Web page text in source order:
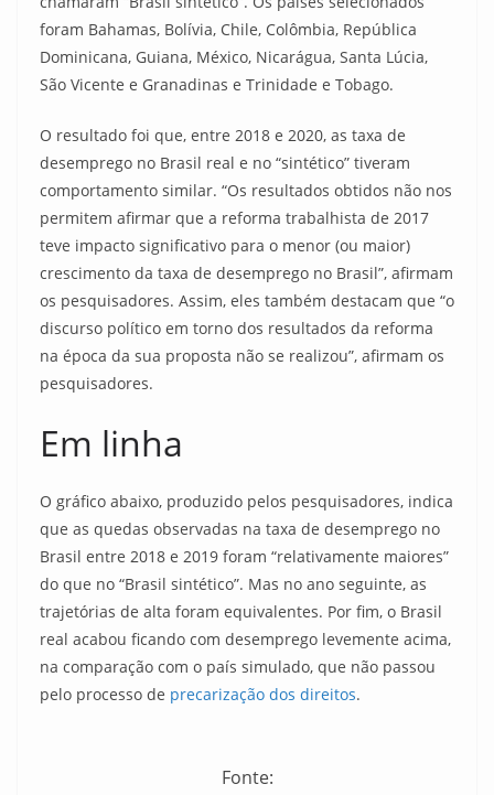
foram Bahamas, Bolívia, Chile, Colômbia, República
Dominicana, Guiana, México, Nicarágua, Santa Lúcia,
São Vicente e Granadinas e Trinidade e Tobago.
O resultado foi que, entre 2018 e 2020, as taxa de
desemprego no Brasil real e no “sintético” tiveram
comportamento similar. “Os resultados obtidos não nos
permitem afirmar que a reforma trabalhista de 2017
teve impacto significativo para o menor (ou maior)
crescimento da taxa de desemprego no Brasil”, afirmam
os pesquisadores. Assim, eles também destacam que “o
discurso político em torno dos resultados da reforma
na época da sua proposta não se realizou”, afirmam os
pesquisadores.
Em linha
O gráfico abaixo, produzido pelos pesquisadores, indica
que as quedas observadas na taxa de desemprego no
Brasil entre 2018 e 2019 foram “relativamente maiores”
do que no “Brasil sintético”. Mas no ano seguinte, as
trajetórias de alta foram equivalentes. Por fim, o Brasil
real acabou ficando com desemprego levemente acima,
na comparação com o país simulado, que não passou
pelo processo de precarização dos direitos.
Fonte: